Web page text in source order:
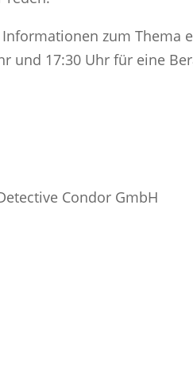
zum Thema
und 17:30 Uhr für eine